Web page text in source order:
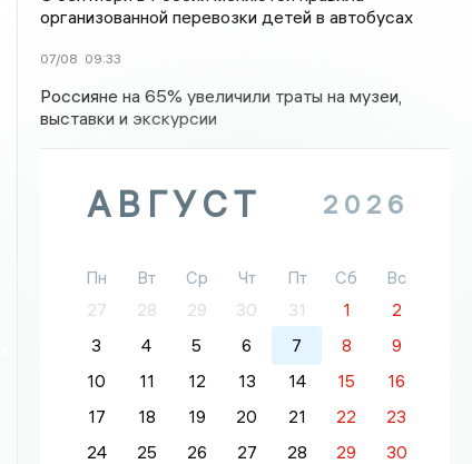
организованной перевозки детей в автобусах
07/08 09:33
Россияне на 65% увеличили траты на музеи,
выставки и экскурсии
АВГУСТ 2026
Пн Вт Ср Чт Пт Сб
Вс
27
28 29 30 31 1
2
3
4 5 6 7 8
9
10
11 12 13 14 15
16
17
18 19 20 21 22
23
24
25 26 27 28 29
30